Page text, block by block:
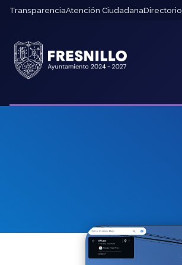
TransparenciaAtención CiudadanaDirectorio